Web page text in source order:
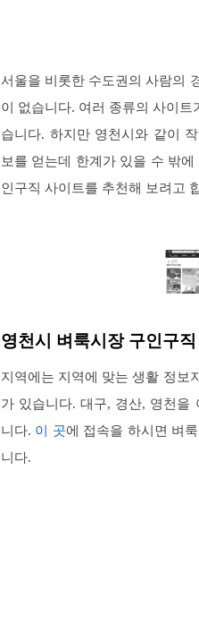
서울을 비롯한 수도권의 사람의
이 없습니다. 여러 종류의 사이
습니다. 하지만 영천시와 같이
보를 얻는데 한계가 있을 수 밖
인구직 사이트를 추천해 보려고
영천시 벼룩시장 구인구직
지역에는 지역에 맞는 생활 정보
가 있습니다. 대구, 경산, 영천을
니다. 이 곳에 접속을 하시면 벼
니다.